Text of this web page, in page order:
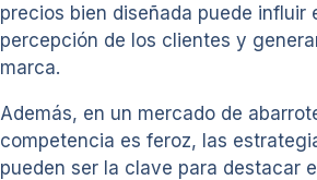
precios bien diseñada puede influir
percepción de los clientes y
marca.
Además, en un mercado de
competencia es feroz, las
pueden ser la clave para destacar